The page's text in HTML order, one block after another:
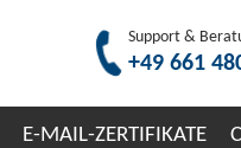
Support &
+49 661
E-MAIL-ZERTIFIKATE